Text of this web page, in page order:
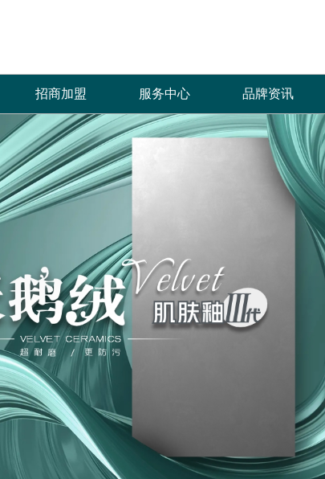
诺芙瓷砖自创立以来，全体员工秉承“拼
、创新、发展”的企业价值理念，齐心协
，共创辉煌，只为一个宏愿：“缔造品质生
”，让更多的人享受到菲诺芙瓷砖瓷砖产品
来的绿色家居、“菲同凡享”的艺术魅力。
产品覆盖各种规格的通体大理石、金丝大理
石、生态大理石、双层瓷抛砖、镜面瓷片等上
千个花色品种。
招商加盟
加盟优势
招商政策
加盟申请
菲洛芙瓷砖一直秉承以
的服务方式为保障，形
中、售后杰出服务体系
服务中心
人才招聘
热
提
和
品牌资讯
品牌资讯
行业资讯